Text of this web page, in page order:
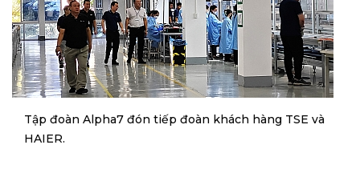
Tập đoàn Alpha7 đón tiếp đoàn khách hàng TSE và
HAIER.